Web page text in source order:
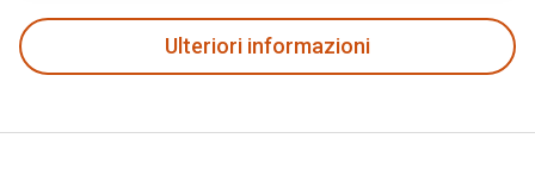
Ulteriori informazioni